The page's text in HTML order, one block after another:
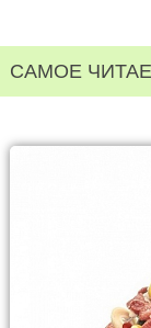
САМОЕ